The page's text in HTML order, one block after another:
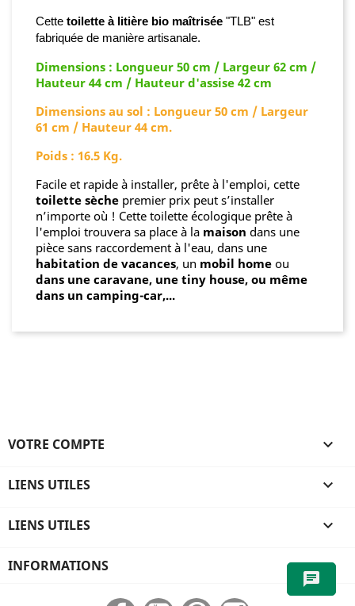
Cette toilette à litière bio maîtrisée "TLB" est
fabriquée de manière artisanale.
Dimensions : Longueur 50 cm / Largeur 62 cm /
Hauteur 44 cm / Hauteur d'assise 42 cm
Dimensions au sol : Longueur 50 cm / Largeur
61 cm / Hauteur 44 cm.
Poids : 16.5 Kg.
Facile et rapide à installer, prête à l'emploi, cette
toilette sèche premier prix peut s’installer
n’importe où ! Cette toilette écologique prête à
l'emploi trouvera sa place à la maison dans une
pièce sans raccordement à l'eau, dans une
habitation de vacances, un mobil home ou
dans une caravane, une tiny house, ou même
dans un camping-car,...
chat
VOTRE COMPTE 
LIENS UTILES 
LIENS UTILES 
INFORMATIONS